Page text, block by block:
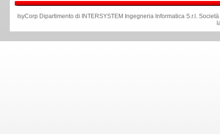
IsyCorp Dipartimento di INTERSYSTEM Ingegneria Informatica S.r.l .